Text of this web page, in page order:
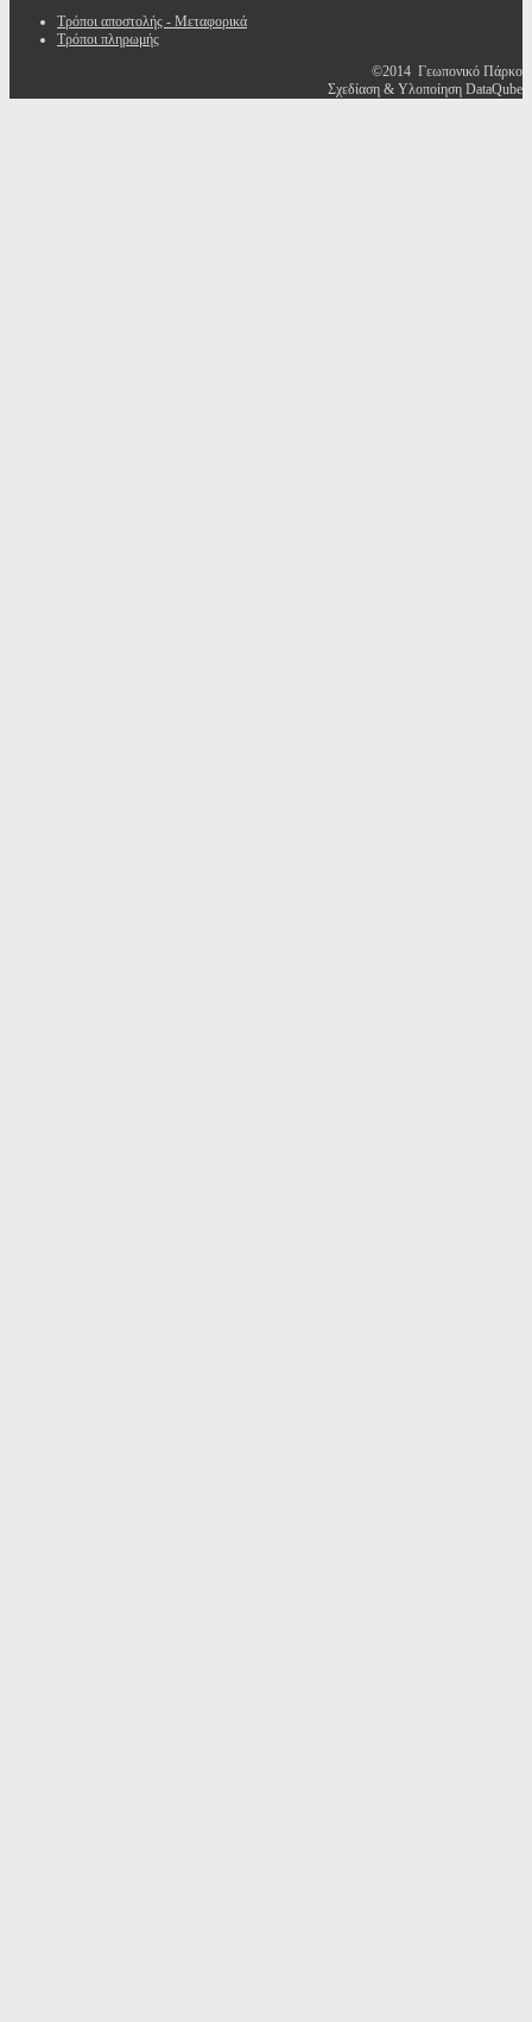
Τρόποι αποστολής - Μεταφορικά
Τρόποι πληρωμής
©2014 Γεωπονικό Πάρκο
Σχεδίαση & Υλοποίηση DataQube